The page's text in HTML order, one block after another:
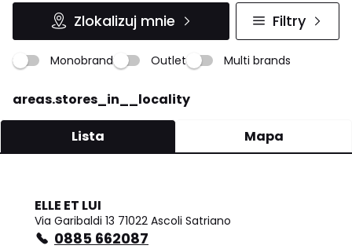
Zlokalizuj mnie Filtry
Monobrand Outlet Multi brands
areas.stores_in__locality
Lista Mapa
ELLE ET LUI
Via Garibaldi 13 71022 Ascoli Satriano
0885 662087